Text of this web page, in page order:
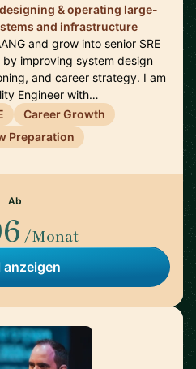
& operating large-
and infrastructure
and grow into senior SRE
improving system design
and career strategy. I am
Engineer with…
Career Growth
Preparation
Ab
/Monat
anzeigen